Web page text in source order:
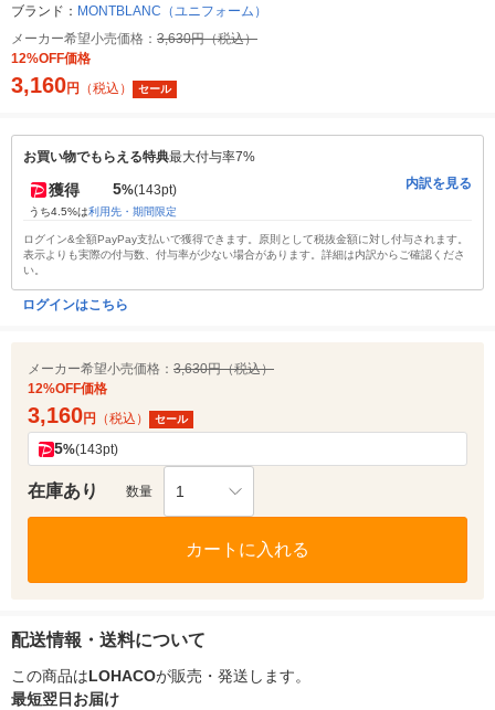
ブランド： MONTBLANC（ユニフォーム）
メーカー希望小売価格： 3,630円（税込）
12%OFF価格
3,160円 （税込） セール
お買い物でもらえる特典最大付与率7%
獲得 5%(143pt)
うち4.5%は利用先・期間限定
内訳を見る
ログイン&全額PayPay支払いで獲得できます。原則として税抜金額に対し付与されます。
表示よりも実際の付与数、付与率が少ない場合があります。詳細は内訳からご確認くださ
い。
ログインはこちら
メーカー希望小売価格： 3,630円（税込）
12%OFF価格
3,160円 （税込） セール
5%(143pt)
在庫あり 数量 1
カートに入れる
配送情報・送料について
この商品はLOHACOが販売・発送します。
最短翌日お届け